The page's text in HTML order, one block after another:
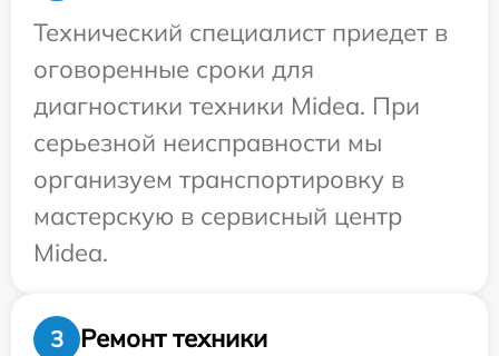
Технический специалист приедет в
оговоренные сроки для
диагностики техники Midea. При
серьезной неисправности мы
организуем транспортировку в
мастерскую в сервисный центр
Midea.
3
Ремонт техники